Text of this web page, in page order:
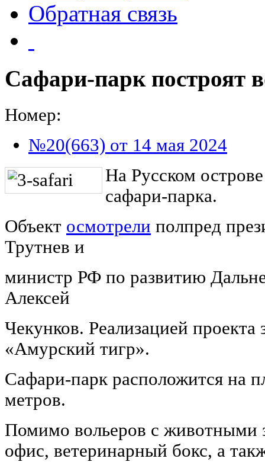
Обратная связь
Сафари-парк построят
Номер:
№20(663) от 14 мая 2024
На Русском
сафари-парка.
Объект осмотрели полпред
Трутнев и
министр РФ по развитию
Алексей
Чекунков. Реализацией проекта
«Амурский тигр».
Сафари-парк расположится на
метров.
Помимо вольеров с животными
офис, ветеринарный бокс, а